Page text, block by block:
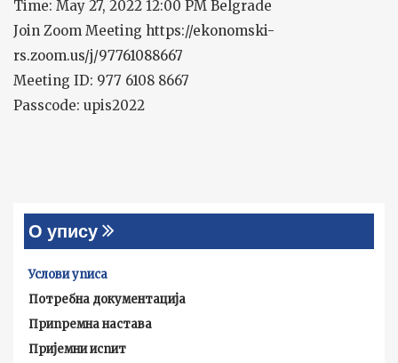
Time: May 27, 2022 12:00 PM Belgrade
Join Zoom Meeting https://ekonomski-
rs.zoom.us/j/97761088667
Meeting ID: 977 6108 8667
Passcode: upis2022
О упису
Услови уписа
Потребна документација
Припремна настава
Пријемни испит